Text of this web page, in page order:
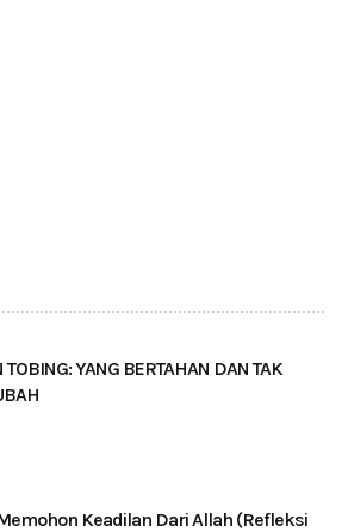
TOBING: YANG BERTAHAN DAN TAK
Keadilan Dari Allah (Refleksi